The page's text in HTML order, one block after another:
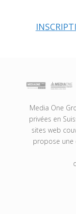
Media One
privées en
sites web
propose une